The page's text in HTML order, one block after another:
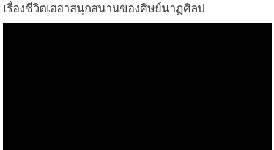
เรื่องชีวิตเฮฮาสนุกสนานของศิษย์นาฏศิลป